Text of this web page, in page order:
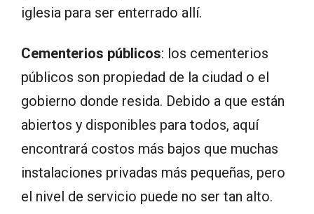
iglesia para ser enterrado allí.
Cementerios públicos: los cementerios
públicos son propiedad de la ciudad o el
gobierno donde resida. Debido a que están
abiertos y disponibles para todos, aquí
encontrará costos más bajos que muchas
instalaciones privadas más pequeñas, pero
el nivel de servicio puede no ser tan alto.